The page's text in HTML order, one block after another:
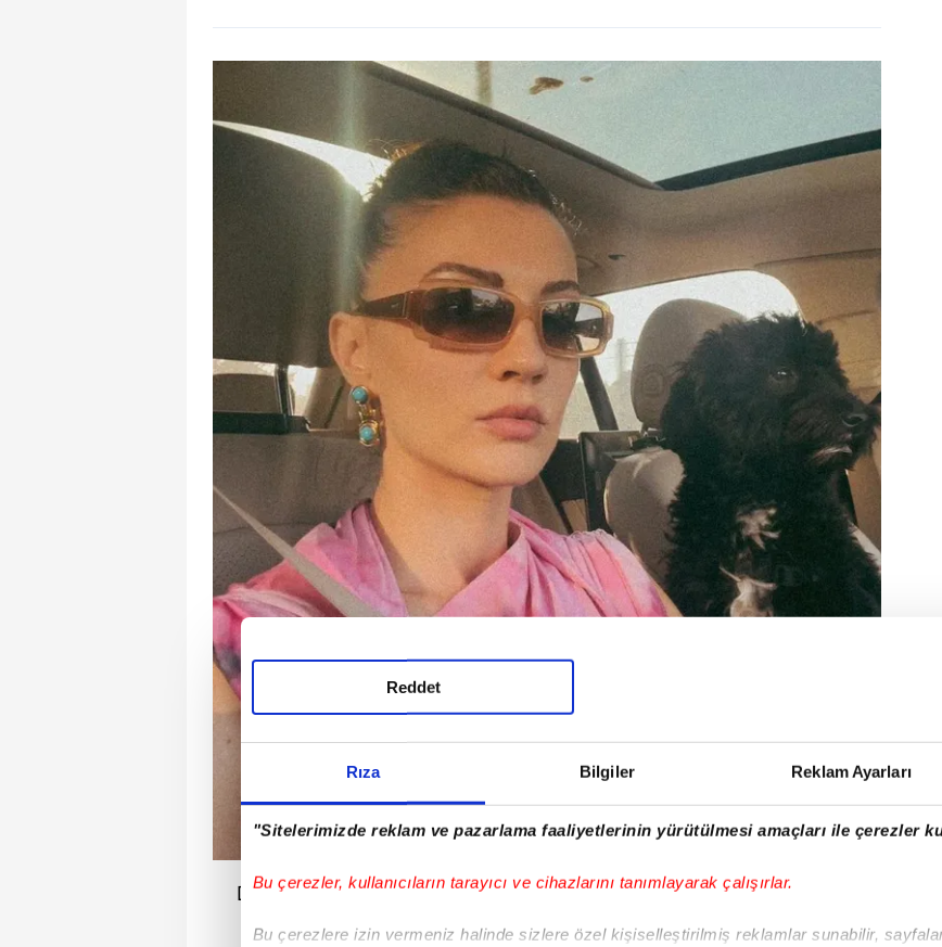
Rıza Bilgiler Reklam Ayarları
"Sitelerimizde reklam ve pazarlama faaliyetlerinin yürütülmesi amaçları ile çerezler
Bu çerezler, kullanıcıların tarayıcı ve cihazlarını tanımlayarak çalışırlar.
Bu çerezlere izin vermeniz halinde sizlere özel kişiselleştirilmiş reklamlar sunabilir,
Reddet
Dizileri devamlı reytinglere kurban giden Burcu Özberk'i, şarkı yazarı